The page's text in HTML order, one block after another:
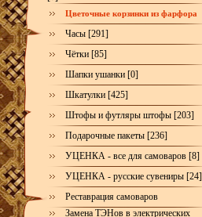
Цветочные корзинки из фарфора
Часы [291]
Чётки [85]
Шапки ушанки [0]
Шкатулки [425]
Штофы и футляры штофы [203]
Подарочные пакеты [236]
УЦЕНКА - все для самоваров [8]
УЦЕНКА - русские сувениры [24]
Реставрация самоваров
Замена ТЭНов в электрических